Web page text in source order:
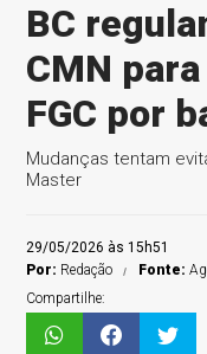
BC
CMN
FGC por
Mudanças tentam
Master
29/05/2026 às 15h51
Por: Redação Fonte:
Compartilhe: